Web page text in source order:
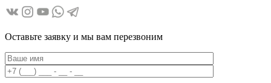
Оставьте заявку и мы вам перезвоним